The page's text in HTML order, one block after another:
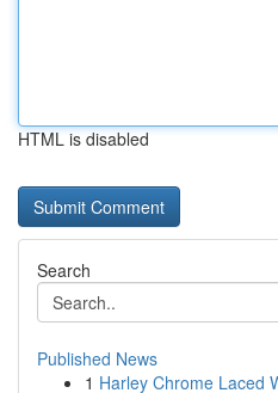
HTML is disabled
Search
Published News
1 Harley Chrome Laced